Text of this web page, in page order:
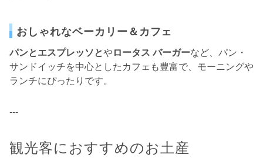
おしゃれなベーカリー＆カフェ
パンとエスプレッソとやロータス バーガーなど、パン・
サンドイッチを中心としたカフェも豊富で、モーニングや
ランチにぴったりです。
---
観光客におすすめのお土産